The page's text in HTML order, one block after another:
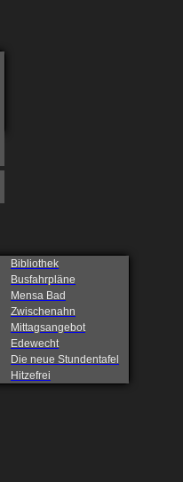
Bibliothek
Busfahrpläne
Mensa Bad
Zwischenahn
Mittagsangebot
Edewecht
Die neue Stundentafel
Hitzefrei